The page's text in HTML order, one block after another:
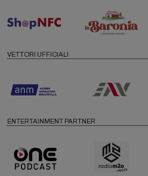
VETTORI UFFICIALI
ENTERTAINMENT PARTNER